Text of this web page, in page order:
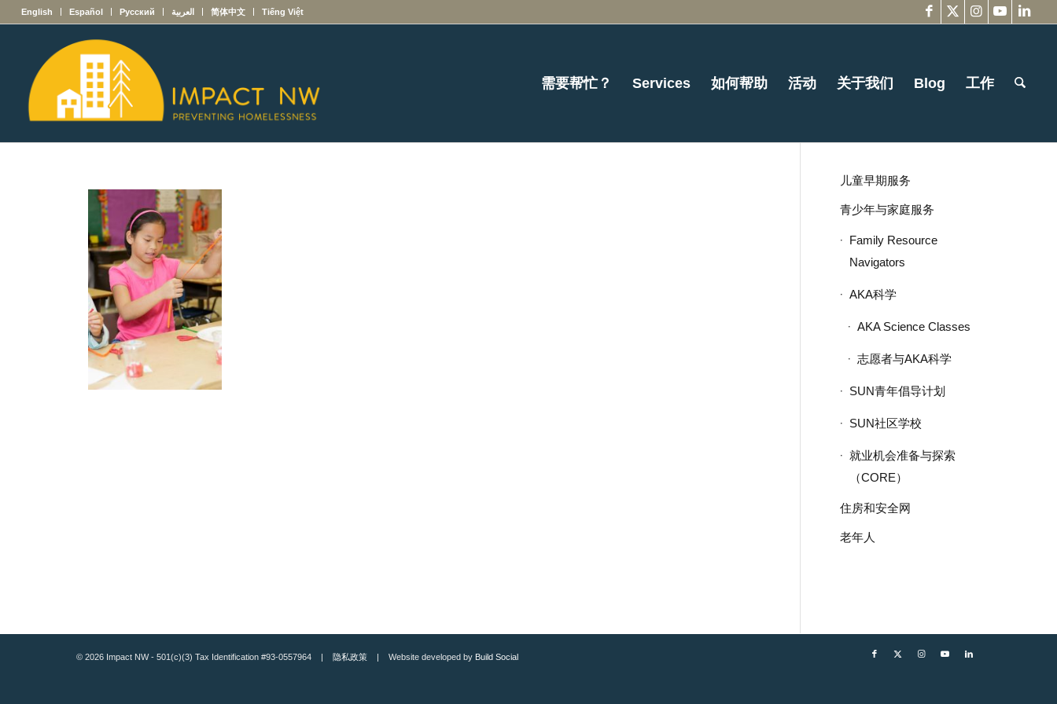
English Español Русский العربية 简体中文 Tiếng Việt
需要帮忙？ Services 如何帮助 活动 关于我们 Blog 工作
儿童早期服务
青少年与家庭服务
Family Resource
Navigators
AKA科学
AKA Science Classes
志愿者与AKA科学
SUN青年倡导计划
SUN社区学校
就业机会准备与探索
（CORE）
住房和安全网
老年人
© 2026 Impact NW - 501(c)(3) Tax Identification #93-0557964 |隐私政策 | Website developed by Build Social